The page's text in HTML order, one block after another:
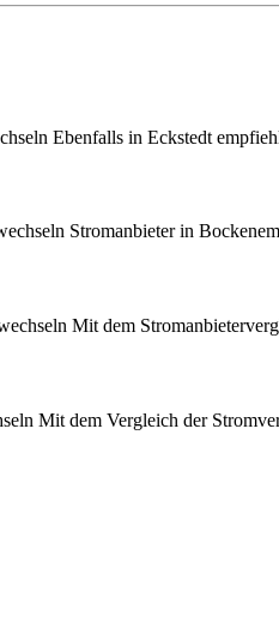
Ebenfalls in Eckstedt
Stromanbieter in
Mit dem
Mit dem Vergleich der